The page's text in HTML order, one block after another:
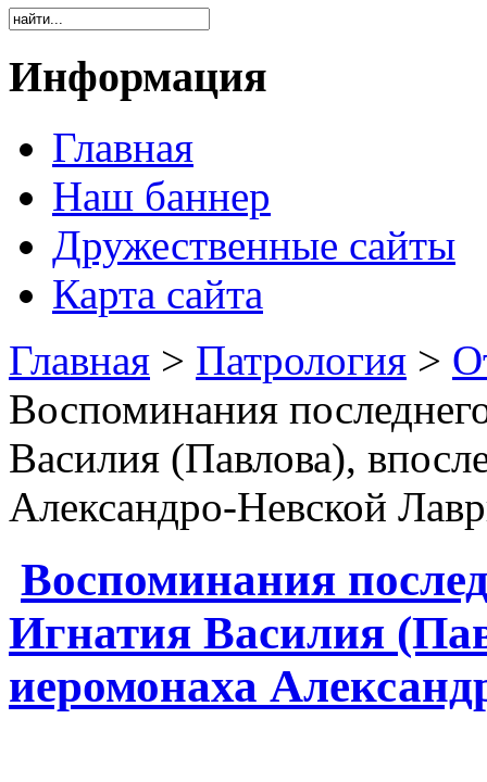
Информация
Главная
Наш баннер
Дружественные сайты
Карта сайта
Главная > Патрология >
Воспоминания
Василия (Павлова),
Александро-Невской
Воспоминания
Игнатия Василия
иеромонаха